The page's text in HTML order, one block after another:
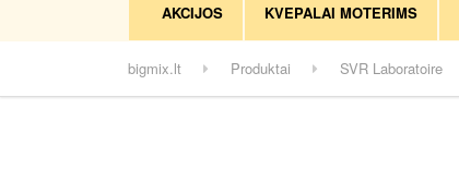
AKCIJOS KVEPALAI MOTERIMS
bigmix.lt Produktai SVR Laboratoire